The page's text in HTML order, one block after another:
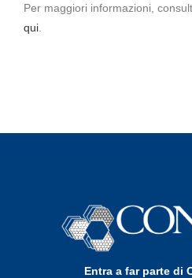
Per maggiori informazioni,
qui
Entra a far parte di